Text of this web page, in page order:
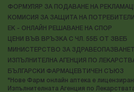
ФОРМУЛЯР ЗА ПОДАВАНЕ НА
КОМИСИЯ ЗА ЗАЩИТА НА
ЕК - ОНЛАЙН РЕШАВАНЕ НА СПОР
ЦЕНИ ВЪВ ВРЪЗКА С ЧЛ. 55Б ОТ ЗВЕБ
МИНИСТЕРСТВО ЗА
ИЗПЪЛНИТЕЛНА АГЕНЦИЯ ПО
БЪЛГАРСКИ ФАРМАЦЕВТИЧЕН СЪЮЗ
"Нове Фарм онлайн аптека е
Изпълнителната Агенция по